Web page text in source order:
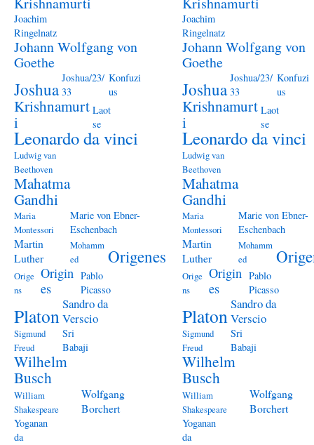
Joachim
Ringelnatz
Johann Wolfgang von
Goethe
Joshua
Joshua/23/
33
Konfuzi
us
Krishnamurt
i
Laot
se
Leonardo da vinci
Ludwig van
Beethoven
Mahatma
Gandhi
Maria
Montessori
Marie von Ebner-
Eschenbach
Martin
Luther
Mohamm
ed
Origenes
Orige
ns
Origin
es
Pablo
Picasso
Platon
Sandro da
Verscio
Sigmund
Freud
Sri
Babaji
Wilhelm
Busch
William
Shakespeare
Wolfgang
Borchert
Yoganan
da
Joachim
Ringelnatz
Johann Wolfgang von
Goethe
Joshua
Joshua/23/
33
Konfuzi
us
Krishnamurt
i
Laot
se
Leonardo da vinci
Ludwig van
Beethoven
Mahatma
Gandhi
Maria
Montessori
Marie von Ebner-
Eschenbach
Martin
Luther
Mohamm
ed
Orige
ns
Origin
es
Pablo
Picasso
Platon
Sandro da
Verscio
Sigmund
Freud
Sri
Babaji
Wilhelm
Busch
William
Shakespeare
Wolfgang
Borchert
Yoganan
da